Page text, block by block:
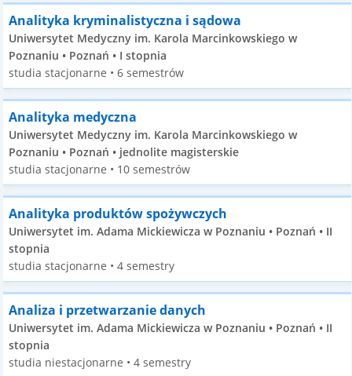
Analityka kryminalistyczna i sądowa
Uniwersytet Medyczny im. Karola Marcinkowskiego w
Poznaniu • Poznań • I stopnia
studia stacjonarne • 6 semestrów
Analityka medyczna
Uniwersytet Medyczny im. Karola Marcinkowskiego w
Poznaniu • Poznań • jednolite magisterskie
studia stacjonarne • 10 semestrów
Analityka produktów spożywczych
Uniwersytet im. Adama Mickiewicza w Poznaniu • Poznań • II
stopnia
studia stacjonarne • 4 semestry
Analiza i przetwarzanie danych
Uniwersytet im. Adama Mickiewicza w Poznaniu • Poznań • II
stopnia
studia niestacjonarne • 4 semestry